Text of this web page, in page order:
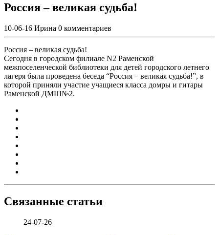
Россия – великая судьба!
10-06-16 Ирина 0 комментариев
Россия – великая судьба!
Сегодня в городском филиале N2 Раменской
межпоселенческой библиотеки для детей городского летнего
лагеря была проведена беседа “Россия – великая судьба!”, в
которой приняли участие учащиеся класса домры и гитары
Раменской ДМШ№2.
Связанные статьи
24-07-26